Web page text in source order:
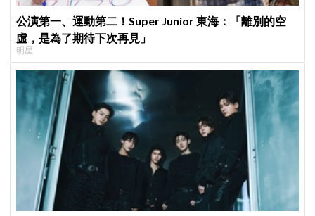
公演第一、運動第二！Super Junior 東海：「離別的空
虛，是為了期待下次再見」
明星